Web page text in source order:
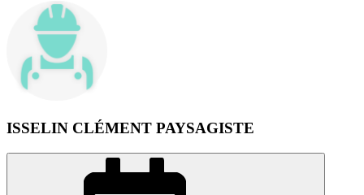
ISSELIN CLÉMENT PAYSAGISTE